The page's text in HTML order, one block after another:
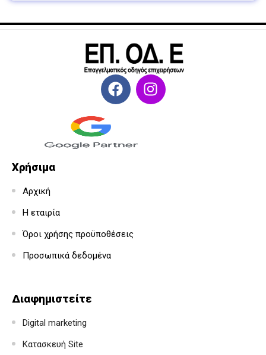
Χρήσιμα
Αρχική
Η εταιρία
Όροι χρήσης προϋποθέσεις
Προσωπικά δεδομένα
Διαφημιστείτε
Digital marketing
Κατασκευή Site